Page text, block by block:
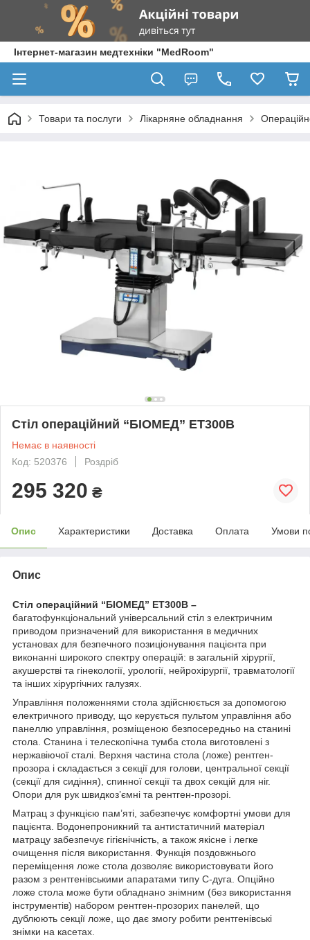
Інтернет-магазин медтехніки "MedRoom"
Товари та послуги Лікарняне обладнання
Стіл операційний “БІОМЕД” ЕТ300В
Немає в наявності
Код: 520376
Роздріб
295 320 ₴
Опис Характеристики Доставка Оплата Умови
Опис
Стіл операційний “БІОМЕД” ET300B –
багатофункціональний універсальний стіл з електричним
приводом призначений для використання в медичних
установах для безпечного позиціонування пацієнта при
виконанні широкого спектру операцій: в загальній хірургії,
акушерстві та гінекології, урології, нейрохірургії, травматології
та інших хірургічних галузях.
Управління положеннями стола здійснюється за допомогою
електричного приводу, що керується пультом управління або
панеллю управління, розміщеною безпосередньо на станині
стола. Станина і телескопічна тумба стола виготовлені з
нержавіючої сталі. Верхня частина стола (ложе) рентген-
прозора і складається з секції для голови, центральної секції
(секції для сидіння), спинної секції та двох секцій для ніг.
Опори для рук швидкоз’ємні та рентген-прозорі.
Матрац з функцією пам’яті, забезпечує комфортні умови для
пацієнта. Водонепроникний та антистатичний матеріал
матрацу забезпечує гігієнічність, а також якісне і легке
очищення після використання. Функція поздовжнього
переміщення ложе стола дозволяє використовувати його
разом з рентгенівськими апаратами типу С-дуга. Опційно
ложе стола може бути обладнано знімним (без використання
інструментів) набором рентген-прозорих панелей, що
дублюють секції ложе, що дає змогу робити рентгенівські
знімки на касетах.